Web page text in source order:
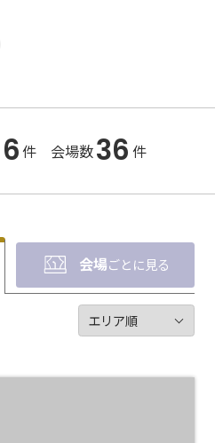
6件 会場数36 件
会場ごとに見る